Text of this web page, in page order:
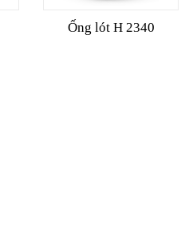
Ống lót H 2340